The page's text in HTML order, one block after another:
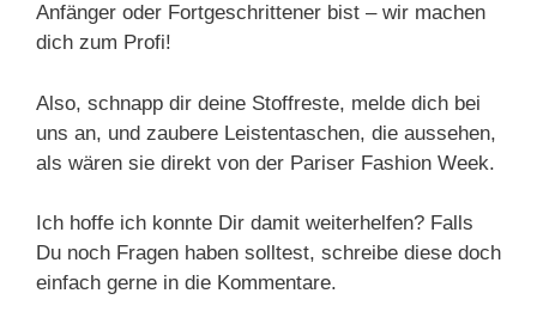
Anfänger oder Fortgeschrittener bist – wir machen
dich zum Profi!
Also, schnapp dir deine Stoffreste, melde dich bei
uns an, und zaubere Leistentaschen, die aussehen,
als wären sie direkt von der Pariser Fashion Week.
Ich hoffe ich konnte Dir damit weiterhelfen? Falls
Du noch Fragen haben solltest, schreibe diese doch
einfach gerne in die Kommentare.